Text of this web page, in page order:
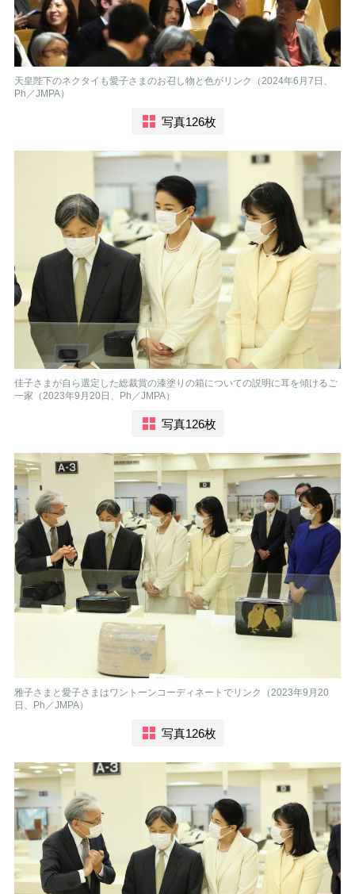
天皇陛下のネクタイも愛子さまのお召し物と色がリンク（2024年6月7日、
Ph／JMPA）
写真126枚
佳子さまが自ら選定した総裁賞の漆塗りの箱についての説明に耳を傾けるご
一家（2023年9月20日、Ph／JMPA）
写真126枚
雅子さまと愛子さまはワントーンコーディネートでリンク（2023年9月20
日、Ph／JMPA）
写真126枚